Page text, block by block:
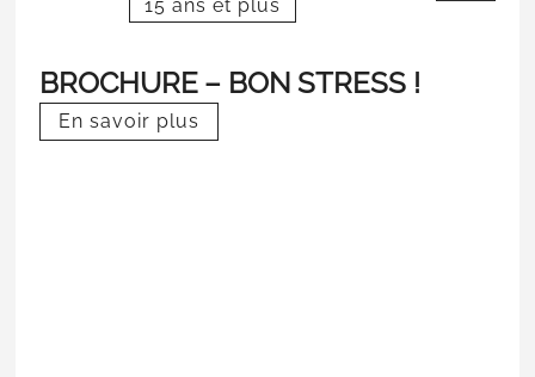
15 ans et plus
BROCHURE – BON STRESS !
En savoir plus